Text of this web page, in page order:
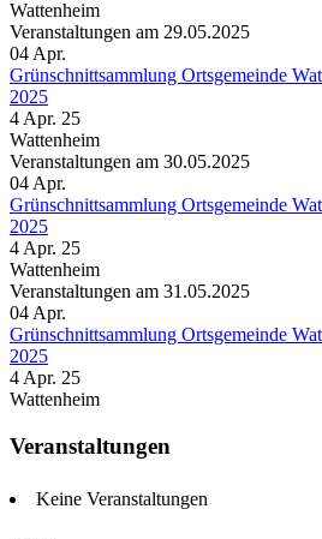
Wattenheim
Veranstaltungen am 29.05.2025
04 Apr.
Grünschnittsammlung Ortsgemeinde
2025
4 Apr. 25
Wattenheim
Veranstaltungen am 30.05.2025
04 Apr.
Grünschnittsammlung Ortsgemeinde
2025
4 Apr. 25
Wattenheim
Veranstaltungen am 31.05.2025
04 Apr.
Grünschnittsammlung Ortsgemeinde
2025
4 Apr. 25
Wattenheim
Veranstaltungen
Keine Veranstaltungen